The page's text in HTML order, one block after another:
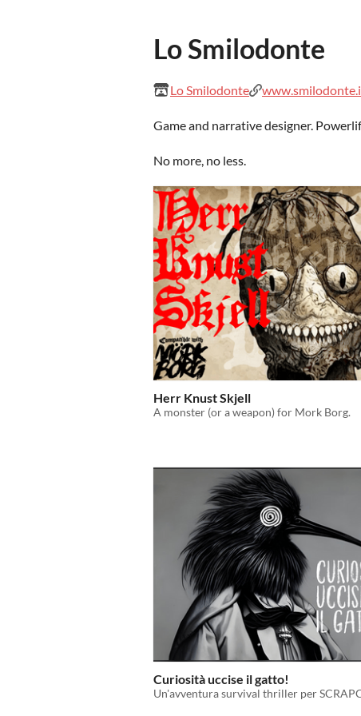
Lo Smilodonte
Lo Smilodonte
Game and narrative designer.
No more, no less.
Herr Knust Skjell
A monster (or a weapon) for Mork Borg.
Curiosità uccise il gatto!
Un'avventura survival thriller per